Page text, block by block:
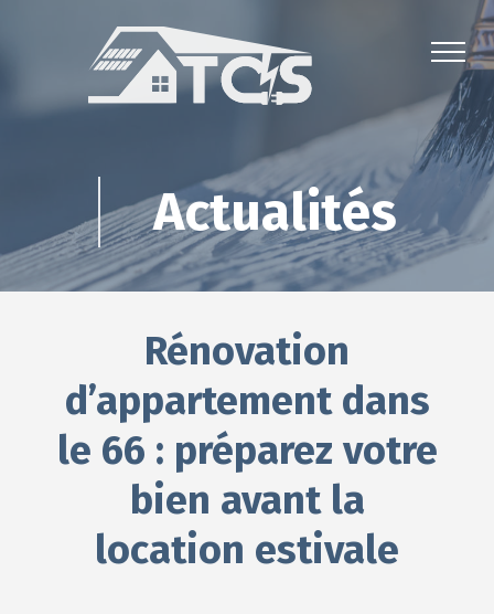
Actualités
Rénovation
d’appartement dans
le 66 : préparez votre
bien avant la
location estivale